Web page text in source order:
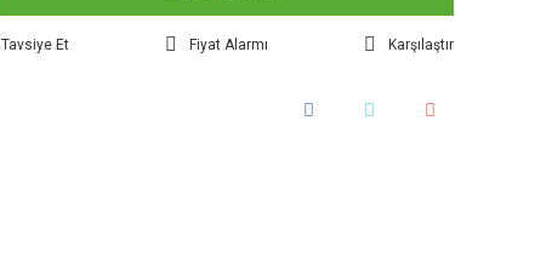
Tavsiye Et Fiyat Alarmı Karşılaştır